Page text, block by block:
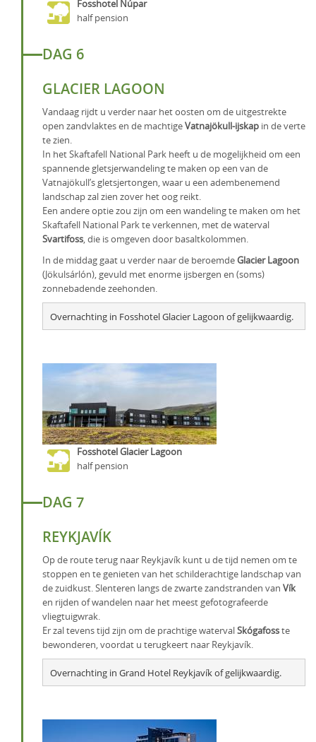
Fosshotel Núpar
half pension
DAG 6
GLACIER LAGOON
Vandaag rijdt u verder naar het oosten om de uitgestrekte
open zandvlaktes en de machtigeVatnajökull-ijskap in de verte
te zien.
In het Skaftafell National Park heeft u de mogelijkheid om een
spannende gletsjerwandeling te maken op een van de
Vatnajökull’s gletsjertongen, waar u een adembenemend
landschap zal zien zover het oog reikt.
Een andere optie zou zijn om een wandeling te maken om het
Skaftafell National Park te verkennen, met de waterval
Svartifoss, die is omgeven door basaltkolommen.
In de middag gaat u verder naar de beroemdeGlacier Lagoon
(Jökulsárlón), gevuld met enorme ijsbergen en (soms)
zonnebadende zeehonden.
Overnachting in Fosshotel Glacier Lagoon of gelijkwaardig.
Fosshotel Glacier Lagoon
half pension
DAG 7
REYKJAVÍK
Op de route terug naar Reykjavík kunt u de tijd nemen om te
stoppen en te genieten van het schilderachtige landschap van
de zuidkust. Slenteren langs de zwarte zandstranden van Vík
en rijden of wandelen naar het meest gefotografeerde
vliegtuigwrak.
Er zal tevens tijd zijn om de prachtige watervalSkógafosste
bewonderen, voordat u terugkeert naar Reykjavík.
Overnachting in Grand Hotel Reykjavík of gelijkwaardig.